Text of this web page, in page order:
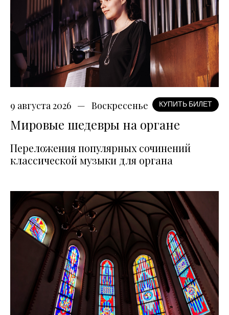
9 августа 2026 Воскресенье КУПИТЬ БИЛЕТ
Мировые шедевры на органе
Переложения популярных сочинений
классической музыки для органа